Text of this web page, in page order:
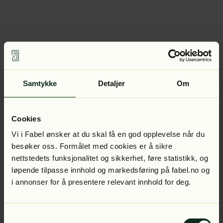
Samtykke Detaljer Om
Cookies
Vi i Fabel ønsker at du skal få en god opplevelse når du
besøker oss. Formålet med cookies er å sikre
nettstedets funksjonalitet og sikkerhet, føre statistikk, og
løpende tilpasse innhold og markedsføring på fabel.no og
i annonser for å presentere relevant innhold for deg.